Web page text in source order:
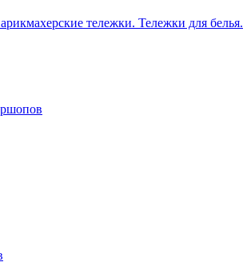
тележки. Тележки для белья.